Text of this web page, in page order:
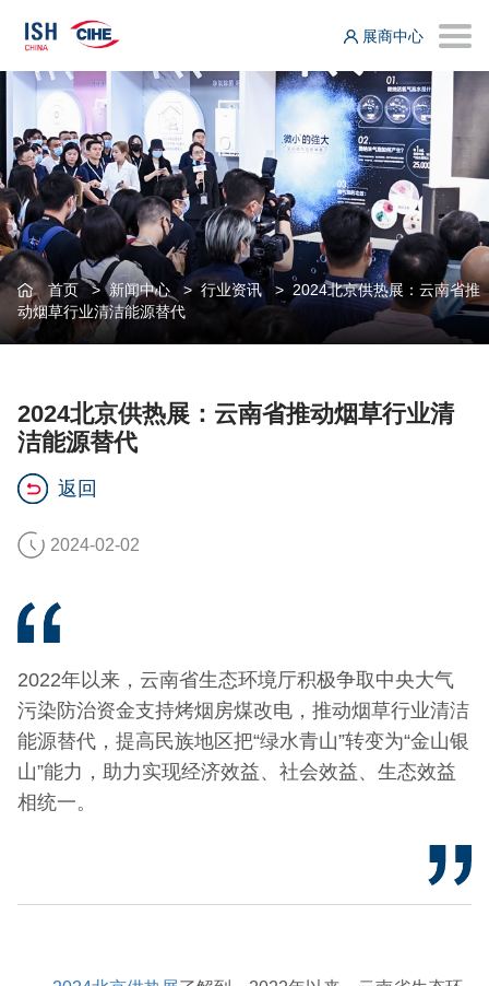
展商中心
首页>新闻中心>行业资讯> 2024北京供热展：云南省推
动烟草行业清洁能源替代
2024北京供热展：云南省推动烟草行业清
洁能源替代
返回
2024-02-02
2022年以来，云南省生态环境厅积极争取中央大气
污染防治资金支持烤烟房煤改电，推动烟草行业清洁
能源替代，提高民族地区把“绿水青山”转变为“金山银
山”能力，助力实现经济效益、社会效益、生态效益
相统一。